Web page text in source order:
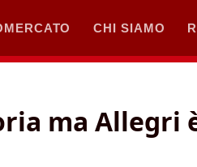
CHI SIAMO
ma Allegri